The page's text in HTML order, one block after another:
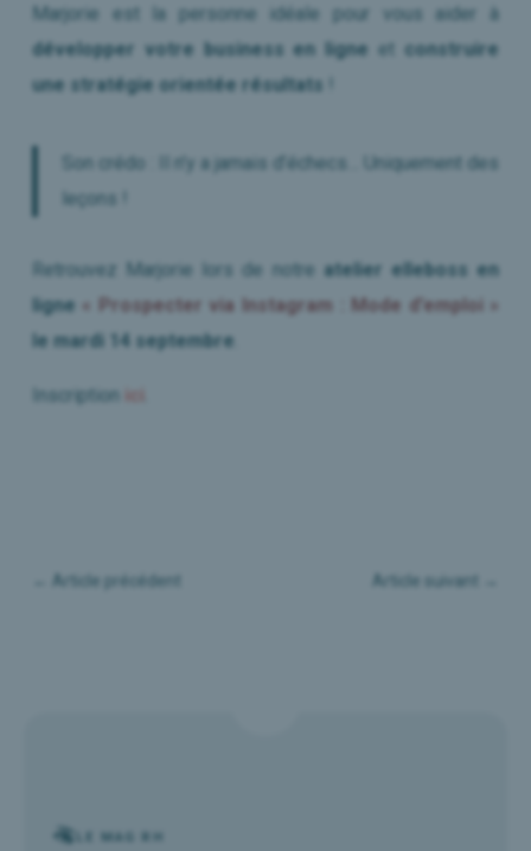
Marjorie est la personne idéale pour vous aider à
développer votre business en ligne et construire
une stratégie orientée résultats
Son crédo : Il n’y a jamais d’échecs… Uniquement des
leçons !
Retrouvez Marjorie lors de notre atelier elleboss en
ligne « Prospecter via Instagram : Mode d’emploi »
le mardi 14 septembre
Inscription
Article précédent Article suivant